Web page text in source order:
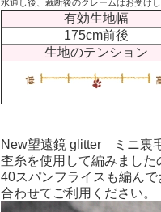
水通し後、裁断後のクレームはお受け
有効生地幅
175cm前後
生地のテンション
New望遠鏡 glitter ミニ裏
杢糸を使用して編みまし
40スパンフライスも編ん
合わせてご利用ください。